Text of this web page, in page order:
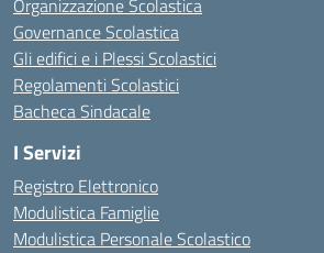
Organizzazione Scolastica
Governance Scolastica
Gli edifici e i Plessi Scolastici
Regolamenti Scolastici
Bacheca Sindacale
I Servizi
Registro Elettronico
Modulistica Famiglie
Modulistica Personale Scolastico